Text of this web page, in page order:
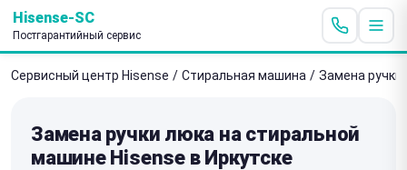
Hisense-SC
Постгарантийный сервис
Сервисный центр Hisense / Стиральная машина / Замена ручки
Замена ручки люка на стиральной
машине Hisense в Иркутске